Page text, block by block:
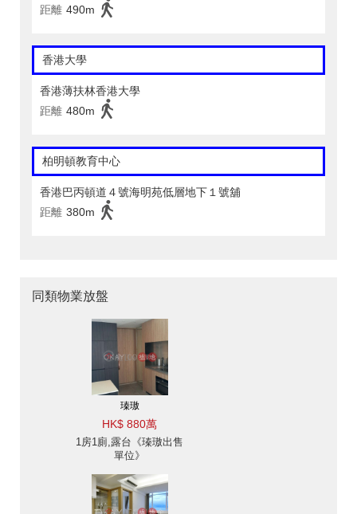
距離 490m
香港大學
香港薄扶林香港大學
距離 480m
柏明頓教育中心
香港巴丙頓道４號海明苑低層地下１號舖
距離 380m
同類物業放盤
瑧璈
HK$ 880萬
1房1廁,露台《瑧璈出售
單位》